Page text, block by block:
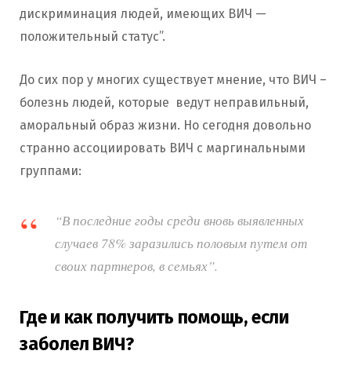
дискриминация людей, имеющих ВИЧ —
положительный статус”.
До сих пор у многих существует мнение, что ВИЧ –
болезнь людей, которые ведут неправильный,
аморальный образ жизни. Но сегодня довольно
странно ассоциировать ВИЧ с маргинальными
группами:
“В последние годы среди вновь выявленных
случаев 78% заразились половым путем от
своих партнеров, в семьях”.
Где и как получить помощь, если
заболел ВИЧ?